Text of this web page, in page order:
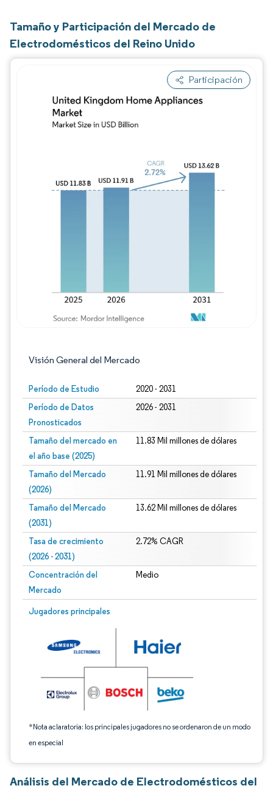
Tamaño y Participación del Mercado de
Electrodomésticos del Reino Unido
Participación
Visión General del Mercado
Período de Estudio 2020 - 2031
Período de Datos
Pronosticados
2026 - 2031
Tamaño del mercado en
el año base (2025)
11.83 Mil millones de dólares
Tamaño del Mercado
(2026)
11.91 Mil millones de dólares
Tamaño del Mercado
(2031)
13.62 Mil millones de dólares
Tasa de crecimiento
(2026 - 2031)
2.72% CAGR
Concentración del
Mercado
Medio
Jugadores principales
*Nota aclaratoria: los principales jugadores no se ordenaron de un modo
en especial
Imagen © Mordor Intelligence. El uso requiere atribución según CC BY 4.0.
Análisis del Mercado de Electrodomésticos del